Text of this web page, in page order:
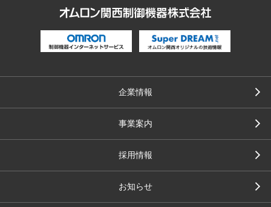
企業情報
事業案内
採用情報
お知らせ